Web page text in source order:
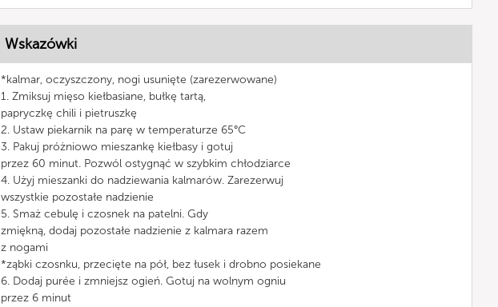
Wskazówki
*kalmar, oczyszczony, nogi usunięte (zarezerwowane)
1. Zmiksuj mięso kiełbasiane, bułkę tartą,
papryczkę chili i pietruszkę
2. Ustaw piekarnik na parę w temperaturze 65°C
3. Pakuj próżniowo mieszankę kiełbasy i gotuj
przez 60 minut. Pozwól ostygnąć w szybkim chłodziarce
4. Użyj mieszanki do nadziewania kalmarów. Zarezerwuj
wszystkie pozostałe nadzienie
5. Smaż cebulę i czosnek na patelni. Gdy
zmiękną, dodaj pozostałe nadzienie z kalmara razem
z nogami
*ząbki czosnku, przecięte na pół, bez łusek i drobno posiekane
6. Dodaj purée i zmniejsz ogień. Gotuj na wolnym ogniu
przez 6 minut